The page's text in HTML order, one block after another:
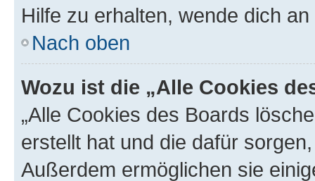
Hilfe zu erhalten, wende dich
Nach oben
Wozu ist die „Alle Cookies
„Alle Cookies des Boards
erstellt hat und die dafür
Außerdem ermöglichen sie